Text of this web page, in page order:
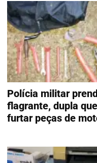
Polícia militar
flagrante, dupla
furtar peças de